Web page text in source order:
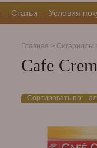
Статьи Условия
Главная > Сигариллы
Cafe
Сортировать по: